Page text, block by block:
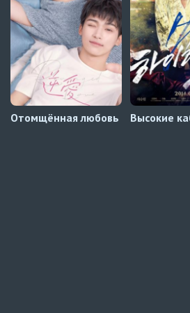
Давай немного подождём,
Превью
Отомщённая любовь Высокие